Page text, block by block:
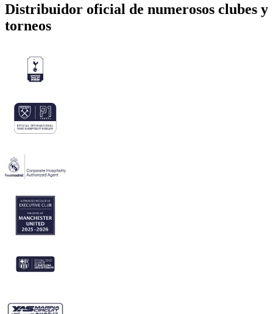
Distribuidor oficial de numerosos clubes y
torneos